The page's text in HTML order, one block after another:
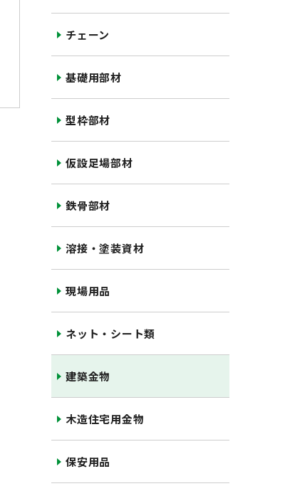
チェーン
基礎用部材
型枠部材
仮設足場部材
鉄骨部材
溶接・塗装資材
現場用品
ネット・シート類
建築金物
木造住宅用金物
保安用品